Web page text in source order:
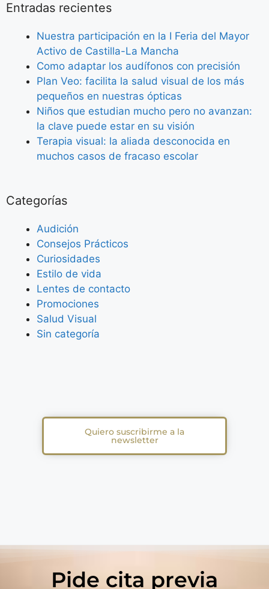
Entradas recientes
Nuestra participación en la I Feria del Mayor
Activo de Castilla-La Mancha
Como adaptar los audífonos con precisión
Plan Veo: facilita la salud visual de los más
pequeños en nuestras ópticas
Niños que estudian mucho pero no avanzan:
la clave puede estar en su visión
Terapia visual: la aliada desconocida en
muchos casos de fracaso escolar
Categorías
Audición
Consejos Prácticos
Curiosidades
Estilo de vida
Lentes de contacto
Promociones
Salud Visual
Sin categoría
Quiero suscribirme a la
newsletter
Pide cita previa